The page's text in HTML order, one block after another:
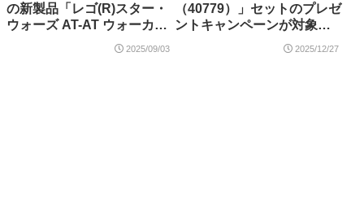
の新製品「レゴ(R)スター・
ウォーズ AT-AT ウォーカー
ジンジャーブレッド
2025/09/03
（40779）」セットのプレゼ
ントキャンペーンが対象店
2025/12/27